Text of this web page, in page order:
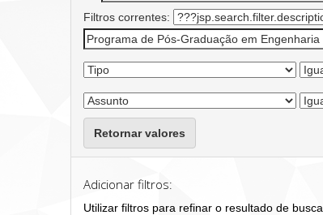
Filtros correntes:
Retornar valores
Adicionar filtros:
Utilizar filtros para refinar o resultado de busca.